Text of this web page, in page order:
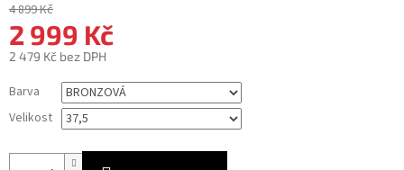
4 899 Kč
2 999 Kč
2 479 Kč bez DPH
cena:
Barva
Velikost